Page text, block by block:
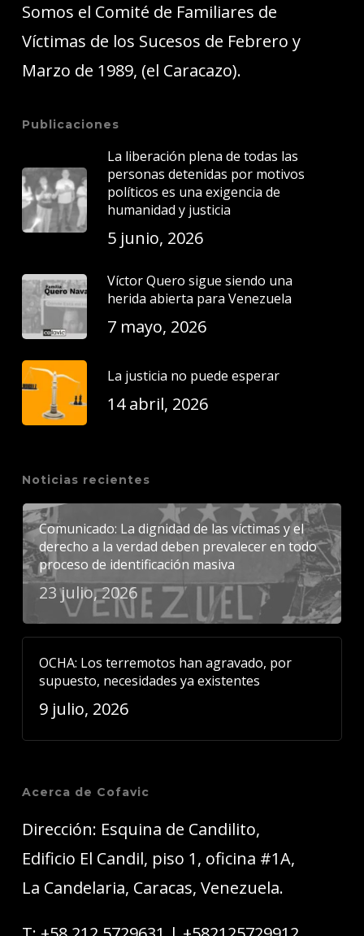
Somos el Comité de Familiares de
Víctimas de los Sucesos de Febrero y
Marzo de 1989, (el Caracazo).
Publicaciones
La liberación plena de todas las
personas detenidas por motivos
políticos es una exigencia de
humanidad y justicia
5 junio, 2026
Víctor Quero sigue siendo una
herida abierta para Venezuela
7 mayo, 2026
La justicia no puede esperar
14 abril, 2026
Noticias recientes
Comunicado: La dignidad de las víctimas y el
derecho a la verdad deben prevalecer en todo
proceso de identificación masiva
23 julio, 2026
OCHA: Los terremotos han agravado, por
supuesto, necesidades ya existentes
9 julio, 2026
Acerca de Cofavic
Dirección: Esquina de Candilito,
Edificio El Candil, piso 1, oficina #1A,
La Candelaria, Caracas, Venezuela.